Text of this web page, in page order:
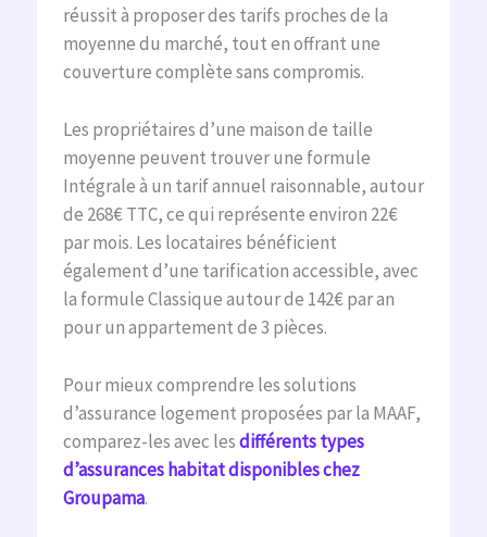
réussit à proposer des tarifs proches de la
moyenne du marché, tout en offrant une
couverture complète sans compromis.
Les propriétaires d’une maison de taille
moyenne peuvent trouver une formule
Intégrale à un tarif annuel raisonnable, autour
de 268€ TTC, ce qui représente environ 22€
par mois. Les locataires bénéficient
également d’une tarification accessible, avec
la formule Classique autour de 142€ par an
pour un appartement de 3 pièces.
Pour mieux comprendre les solutions
d’assurance logement proposées par la MAAF,
comparez-les avec lesdifférents types
d’assurances habitat disponibles chez
Groupama.